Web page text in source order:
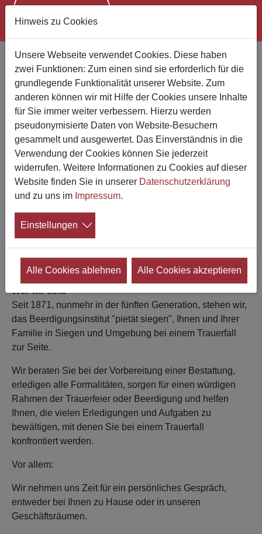
Pietät Siegen - Louis Heinz -
Nachf. G. Bell
Beerdigungsinstitut seit 1871
Wer wir sind
Seit 1871, nunmehr in der fünften Generation, stehen wir,
das Beerdigungsinstitut "pietät siegen", Ihnen und Ihrer
Familie in Siegen und Umgebung bei einem Trauerfall
zur Seite.
Wir beraten Sie bei der Vorbereitung einer Bestattung,
erledigen alle Formalitäten, sorgen für einen würdigen
Rahmen der Trauerfeier oder Beerdigung und helfen
Ihnen, die vielen Erledigungen und Aufgaben zu
bewältigen, mit denen Sie bei einem Trauerfall
konfrontiert werden.
Vor allem:
Wir nehmen uns Zeit für ein persönliches Gespräch,
entweder bei Ihnen zu Hause oder in unseren
Geschäftsräumen.
Hinweis zu Cookies
Unsere Webseite verwendet Cookies. Diese haben
zwei Funktionen: Zum einen sind sie erforderlich für die
grundlegende Funktionalität unserer Website. Zum
anderen können wir mit Hilfe der Cookies unsere Inhalte
für Sie immer weiter verbessern. Hierzu werden
pseudonymisierte Daten von Website-Besuchern
gesammelt und ausgewertet. Das Einverständnis in die
Verwendung der Cookies können Sie jederzeit
widerrufen. Weitere Informationen zu Cookies auf dieser
Website finden Sie in unserer Datenschutzerklärung
und zu uns im Impressum.
Einstellungen
Alle Cookies ablehnen Alle Cookies akzeptieren